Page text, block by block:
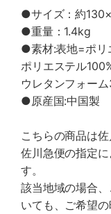
●サイズ：約
●重量：1.4kg
●素材:表地=ポリ
ポリエステル
ウレタンフォー
●原産国:中国製
こちらの商品は
佐川急便の指定
す。
該当地域の場合
いても、ご希望